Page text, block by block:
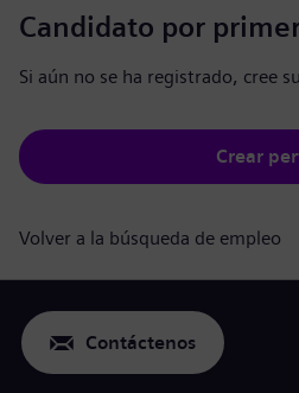
Candidato por
Si aún no se ha registrado, cree
Crear
Volver a la búsqueda de empleo
Contáctenos